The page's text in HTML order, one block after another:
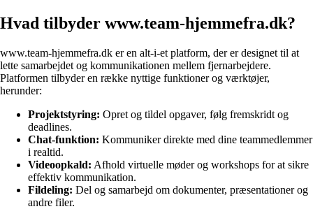
Hvad tilbyder www.team-hjemmefra.dk?
www.team-hjemmefra.dk er en alt-i-et platform, der er designet til at
lette samarbejdet og kommunikationen mellem fjernarbejdere.
Platformen tilbyder en række nyttige funktioner og værktøjer,
herunder:
Projektstyring: Opret og tildel opgaver, følg fremskridt og
deadlines.
Chat-funktion: Kommuniker direkte med dine teammedlemmer
i realtid.
Videoopkald: Afhold virtuelle møder og workshops for at sikre
effektiv kommunikation.
Fildeling: Del og samarbejd om dokumenter, præsentationer og
andre filer.